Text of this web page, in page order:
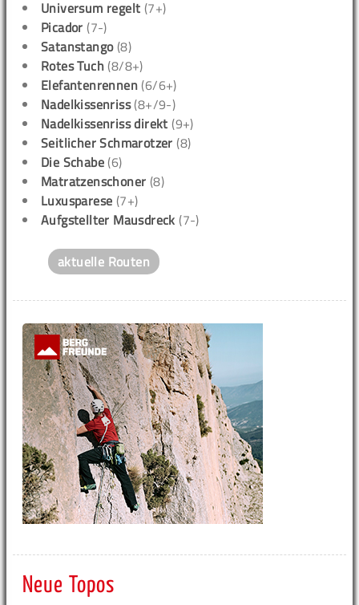
Universum regelt (7+)
Picador (7-)
Satanstango(8)
Rotes Tuch (8/8+)
Elefantenrennen (6/6+)
Nadelkissenriss(8+/9-)
Nadelkissenriss direkt (9+)
Seitlicher Schmarotzer (8)
Die Schabe (6)
Matratzenschoner (8)
Luxusparese (7+)
Aufgstellter Mausdreck (7-)
aktuelle Routen
Neue Topos